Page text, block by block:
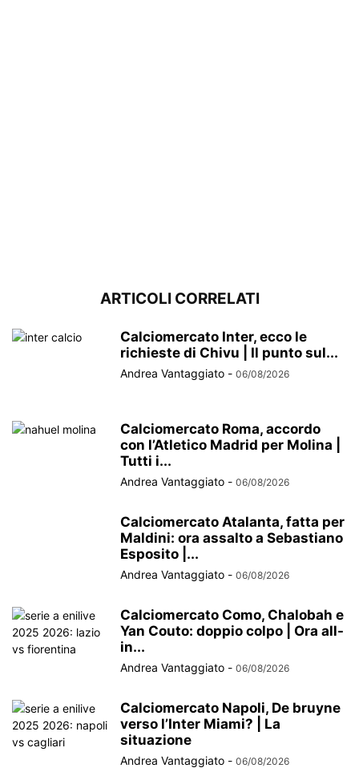
ARTICOLI CORRELATI
Calciomercato Inter, ecco le
richieste di Chivu | Il punto sul...
Andrea Vantaggiato - 06/08/2026
Calciomercato Roma, accordo
con l’Atletico Madrid per Molina |
Tutti i...
Andrea Vantaggiato - 06/08/2026
Calciomercato Atalanta, fatta per
Maldini: ora assalto a Sebastiano
Esposito |...
Andrea Vantaggiato - 06/08/2026
Calciomercato Como, Chalobah e
Yan Couto: doppio colpo | Ora all-
in...
Andrea Vantaggiato - 06/08/2026
Calciomercato Napoli, De bruyne
verso l’Inter Miami? | La
situazione
Andrea Vantaggiato - 06/08/2026